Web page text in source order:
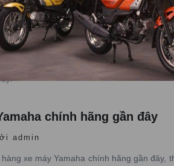
PG-1 giá rẻ
admin
hữu dòng xe đầy cá tính này với mức giá
hàng Yamaha Town Nam Tiến, nơi lý tưởng
chính hãng gần đây
admin
xe máy Yamaha chính hãng gần đây,